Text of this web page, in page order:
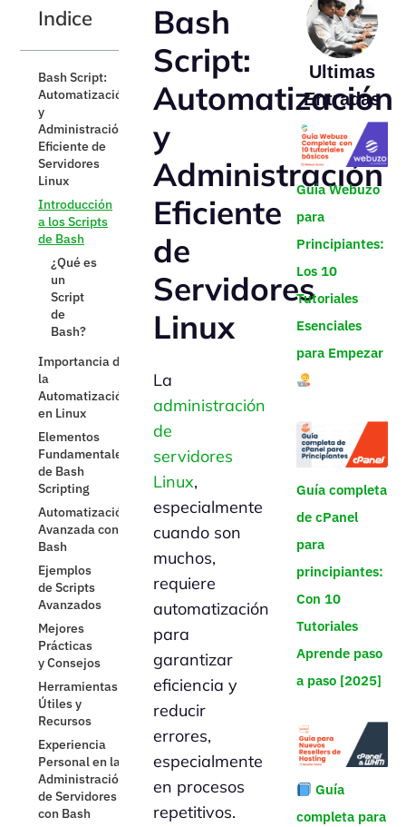
Indice
Bash Script:
Automatización
y
Administración
Eficiente de
Servidores
Linux
Introducción
a los Scripts
de Bash
¿Qué es
un
Script
de
Bash?
Importancia de
la
Automatización
en Linux
Elementos
Fundamentales
de Bash
Scripting
Automatización
Avanzada con
Bash
Ejemplos
de Scripts
Avanzados
Mejores
Prácticas
y Consejos
Herramientas
Útiles y
Recursos
Experiencia
Personal en la
Administración
de Servidores
con Bash
Bash
Script:
Automatización
y
Administración
Eficiente
de
Servidores
Linux
La
administración
de
servidores
Linux,
especialmente
cuando son
muchos,
requiere
automatización
para
garantizar
eficiencia y
reducir
errores,
especialmente
en procesos
repetitivos.
Ultimas
Entradas
Guía Webuzo
para
Principiantes:
Los 10
Tutoriales
Esenciales
para Empezar
Guía completa
de cPanel
para
principiantes:
Con 10
Tutoriales
Aprende paso
a paso [2025]
Guía
completa para